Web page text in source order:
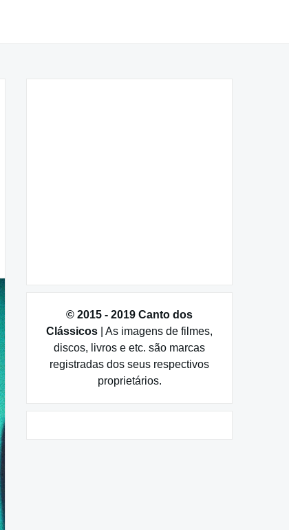
© 2015 - 2019 Canto dos
Clássicos | As imagens de filmes,
discos, livros e etc. são marcas
registradas dos seus respectivos
proprietários.